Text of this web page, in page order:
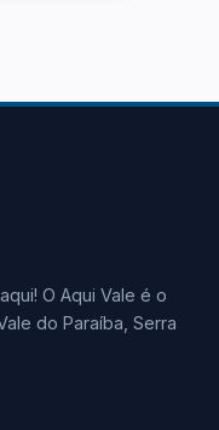
O Aqui Vale é o
do Paraíba, Serra